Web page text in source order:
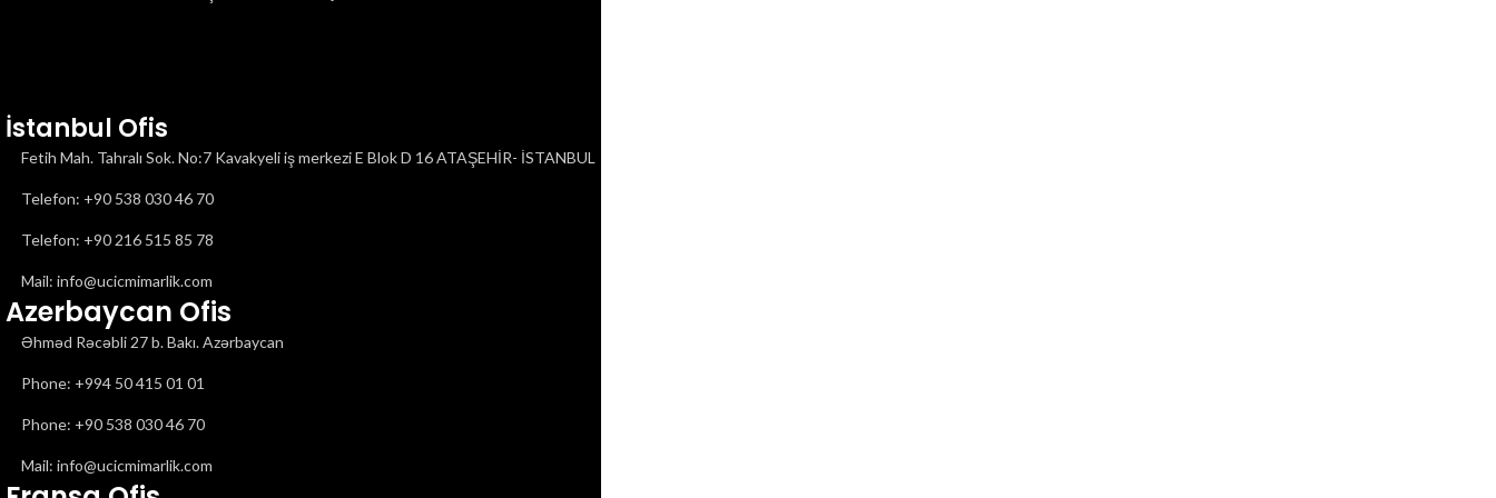
İstanbul Ofis
Fetih Mah. Tahralı Sok. No:7 Kavakyeli iş merkezi E Blok D 16 ATAŞEHİR- İSTANBUL
Telefon: ‎+90 538 030 46 70
Telefon: ‎+90 216 515 85 78
Mail: info@ucicmimarlik.com
Azerbaycan Ofis
Əhməd Rəcəbli 27 b. Bakı. Azərbaycan
Phone: ‎‎+994 50 415 01 01
Phone: +90 538 030 46 70
Mail: info@ucicmimarlik.com
Call Now Button